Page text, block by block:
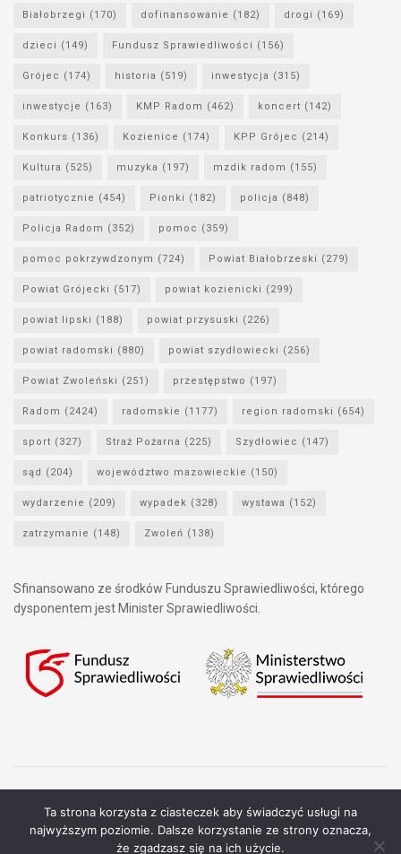
Białobrzegi (170) dofinansowanie (182) drogi (169)
dzieci (149) Fundusz Sprawiedliwości (156)
Grójec (174) historia (519) inwestycja (315)
inwestycje (163) KMP Radom (462) koncert (142)
Konkurs (136) Kozienice (174) KPP Grójec (214)
Kultura (525) muzyka (197) mzdik radom (155)
patriotycznie (454) Pionki (182) policja (848)
Policja Radom (352) pomoc (359)
pomoc pokrzywdzonym (724) Powiat Białobrzeski (279)
Powiat Grójecki (517) powiat kozienicki (299)
powiat lipski (188) powiat przysuski (226)
powiat radomski (880) powiat szydłowiecki (256)
Powiat Zwoleński (251) przestępstwo (197)
Radom (2424) radomskie (1177) region radomski (654)
sport (327) Straż Pożarna (225) Szydłowiec (147)
sąd (204) województwo mazowieckie (150)
wydarzenie (209) wypadek (328) wystawa (152)
zatrzymanie (148) Zwoleń (138)
Sfinansowano ze środków Funduszu Sprawiedliwości, którego
dysponentem jest Minister Sprawiedliwości.
Copyright © 2021 Stowarzyszenie Przyjaciół Zdrowia - Wszelkie prawa
Ta strona korzysta z ciasteczek aby świadczyć usługi na
najwyższym poziomie. Dalsze korzystanie ze strony oznacza,
że zgadzasz się na ich użycie.